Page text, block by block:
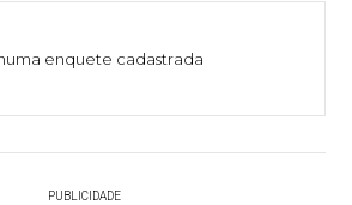
enquete cadastrada
PUBLICIDADE